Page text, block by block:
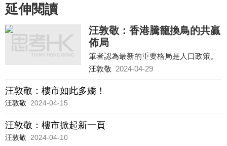
延伸閱讀
汪敦敬：香港騰籠換鳥的共贏
佈局
筆者認為最新的重要格局是人口政策。
汪敦敬 2024-04-29
汪敦敬：樓市如此多嬌！
汪敦敬 2024-04-15
汪敦敬：樓市掀起新一頁
汪敦敬 2024-04-10